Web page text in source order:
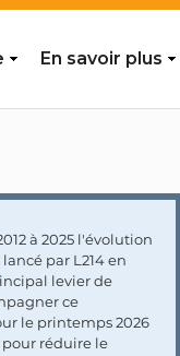
En savoir plus
à 2025 l'évolution
lancé par L214 en
levier de
ce
le printemps 2026
réduire le